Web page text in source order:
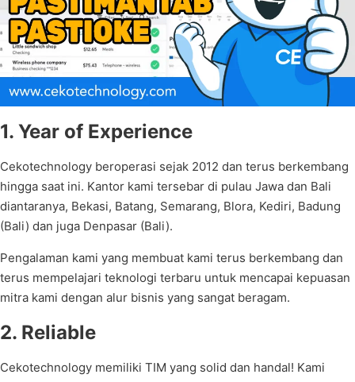
1. Year of Experience
Cekotechnology beroperasi sejak 2012 dan terus berkembang
hingga saat ini. Kantor kami tersebar di pulau Jawa dan Bali
diantaranya, Bekasi, Batang, Semarang, Blora, Kediri, Badung
(Bali) dan juga Denpasar (Bali).
Pengalaman kami yang membuat kami terus berkembang dan
terus mempelajari teknologi terbaru untuk mencapai kepuasan
mitra kami dengan alur bisnis yang sangat beragam.
2. Reliable
Cekotechnology memiliki TIM yang solid dan handal! Kami